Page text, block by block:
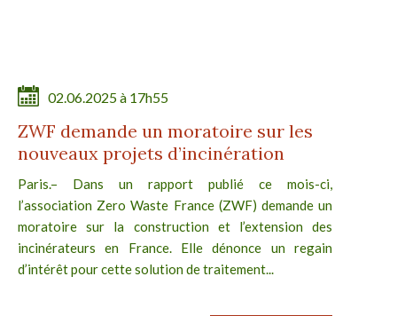
02.06.2025 à 17h55
ZWF demande un moratoire sur les
nouveaux projets d’incinération
Paris.– Dans un rapport publié ce mois-ci,
l’association Zero Waste France (ZWF) demande un
moratoire sur la construction et l’extension des
incinérateurs en France. Elle dénonce un regain
d’intérêt pour cette solution de traitement...